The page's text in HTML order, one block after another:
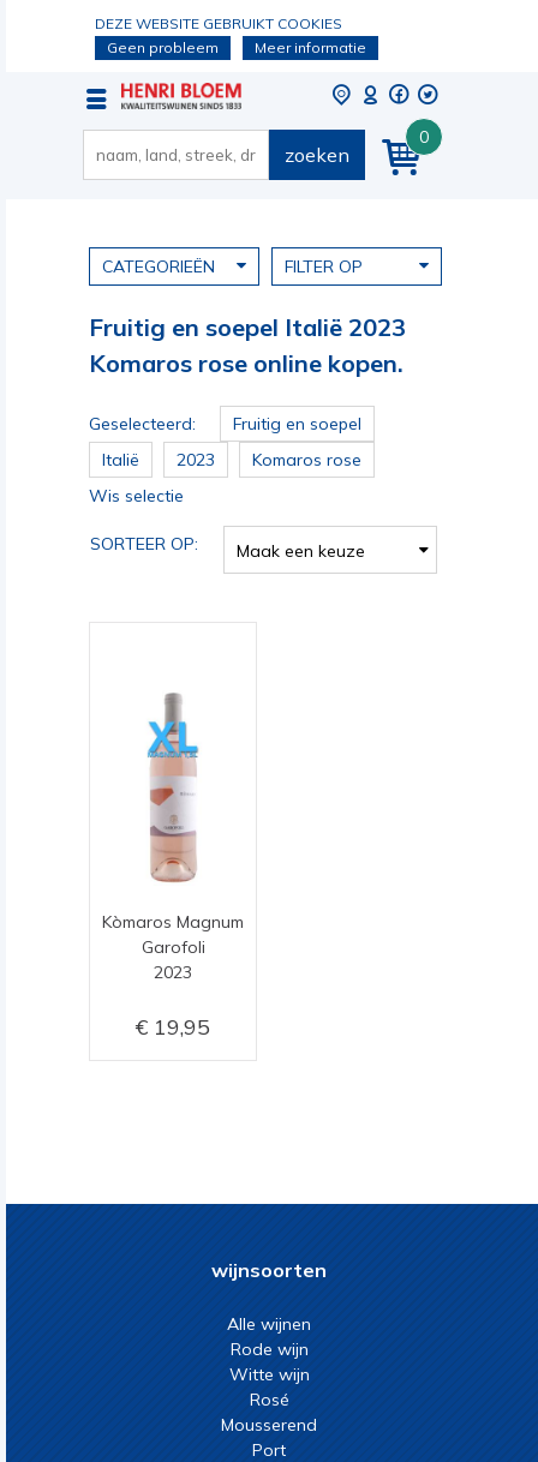
DEZE WEBSITE GEBRUIKT COOKIES
Geen probleem
Meer informatie
0
zoeken
CATEGORIEËN FILTER OP
Fruitig en soepel Italië 2023
Komaros rose online kopen.
Geselecteerd:
Fruitig en soepel
Italië
2023
Komaros rose
Wis selectie
SORTEER OP: Maak een keuze
Kòmaros Magnum
Garofoli
2023
19,95
wijnsoorten
Alle wijnen
Rode wijn
Witte wijn
Rosé
Mousserend
Port